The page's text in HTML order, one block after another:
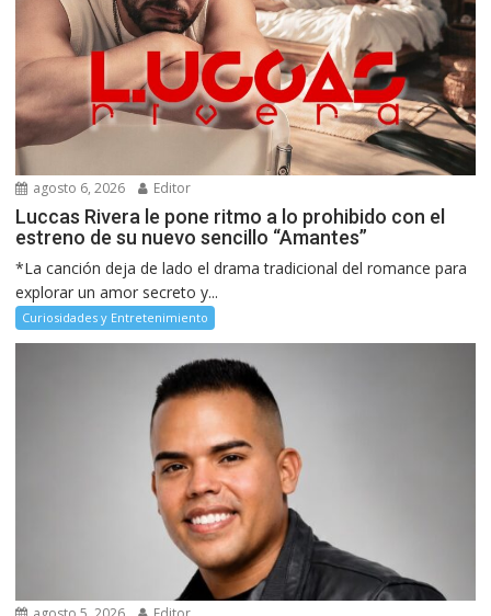
agosto 6, 2026 Editor
Luccas Rivera le pone ritmo a lo prohibido con el
estreno de su nuevo sencillo “Amantes”
*La canción deja de lado el drama tradicional del romance para
explorar un amor secreto y...
Curiosidades y Entretenimiento